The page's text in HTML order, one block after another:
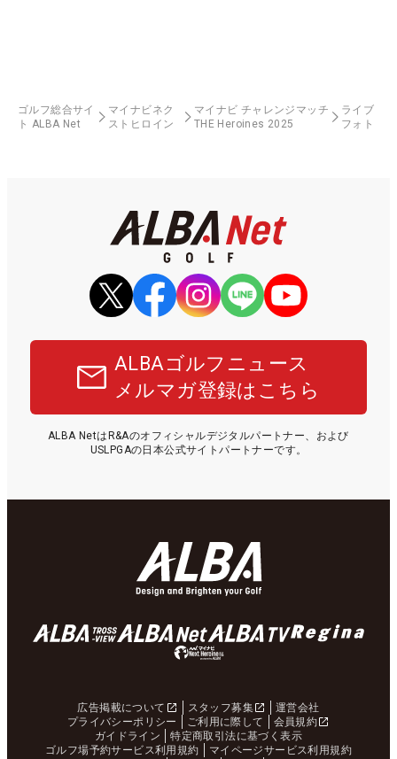
ゴルフ総合サイ
ト ALBA Net
マイナビネク
ストヒロイン
マイナビ チャレンジマッチ
THE Heroines 2025
ライブ
フォト
ALBAゴルフニュース
メルマガ登録はこちら
ALBA NetはR&Aのオフィシャルデジタルパートナー、および
USLPGAの日本公式サイトパートナーです。
広告掲載について スタッフ募集
運営会社
プライバシーポリシー
ご利用に際して
会員規約
ガイドライン
特定商取引法に基づく表示
ゴルフ場予約サービス利用規約
マイページサービス利用規約